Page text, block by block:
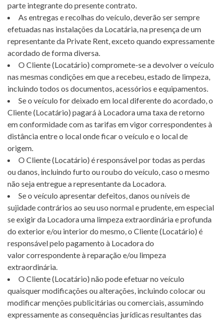
parte integrante do presente contrato.
As entregas e recolhas do veículo, deverão ser sempre
efetuadas nas instalações da Locatária, na presença de um
representante da Private Rent, exceto quando expressamente
acordado de forma diversa.
O Cliente (Locatário) compromete-se a devolver o veículo
nas mesmas condições em que a recebeu, estado de limpeza,
incluindo todos os documentos, acessórios e equipamentos.
Se o veículo for deixado em local diferente do acordado, o
Cliente (Locatário) pagará à Locadora uma taxa de retorno
em conformidade com as tarifas em vigor correspondentes à
distância entre o local onde ficar o veículo e o local de
origem.
O Cliente (Locatário) é responsável por todas as perdas
ou danos, incluindo furto ou roubo do veículo, caso o mesmo
não seja entregue a representante da Locadora.
Se o veículo apresentar defeitos, danos ou níveis de
sujidade contrários ao seu uso normal e prudente, em especial
se exigir da Locadora uma limpeza extraordinária e profunda
do exterior e/ou interior do mesmo, o Cliente (Locatário) é
responsável pelo pagamento à Locadora do
valor correspondente à reparação e/ou limpeza
extraordinária.
O Cliente (Locatário) não pode efetuar no veículo
quaisquer modificações ou alterações, incluindo colocar ou
modificar menções publicitárias ou comerciais, assumindo
expressamente as consequências jurídicas resultantes das